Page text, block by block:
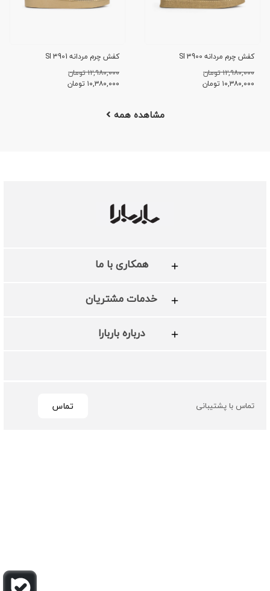
کفش چرم مردانه SI 3900
۱۲,۹۸۰,۰۰۰ تومان
۱۰,۳۸۰,۰۰۰ تومان
کفش چرم مردانه SI 3901
۱۲,۹۸۰,۰۰۰ تومان
۱۰,۳۸۰,۰۰۰ تومان
مشاهده همه
همکاری با ما
خدمات مشتریان
درباره باربارا
تماس با پشتیبانی تماس